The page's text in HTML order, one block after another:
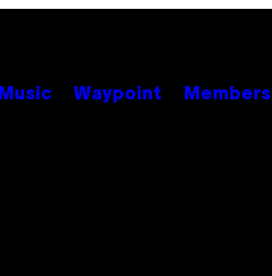
Music Waypoint Members